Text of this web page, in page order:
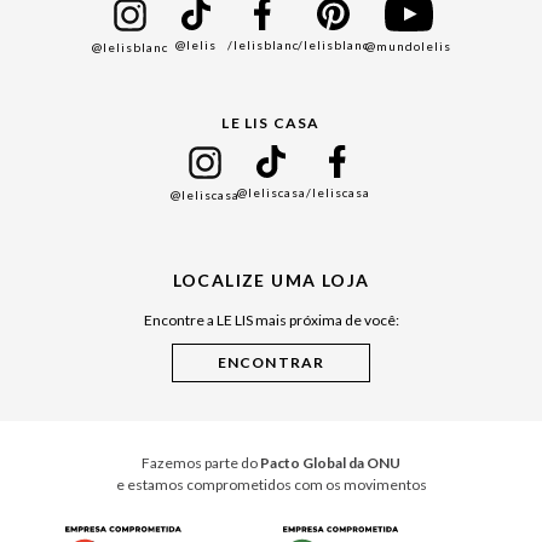
Black Friday
Cuidados Casa
@lelisblanc @lelis /lelisblanc/lelisblanc@mundolelis
LE LIS CASA
@leliscasa@leliscasa/leliscasa
LOCALIZE UMA LOJA
Encontre a LE LIS mais próxima de você:
Fazemos parte do Pacto Global da ONU
e estamos comprometidos com os movimentos